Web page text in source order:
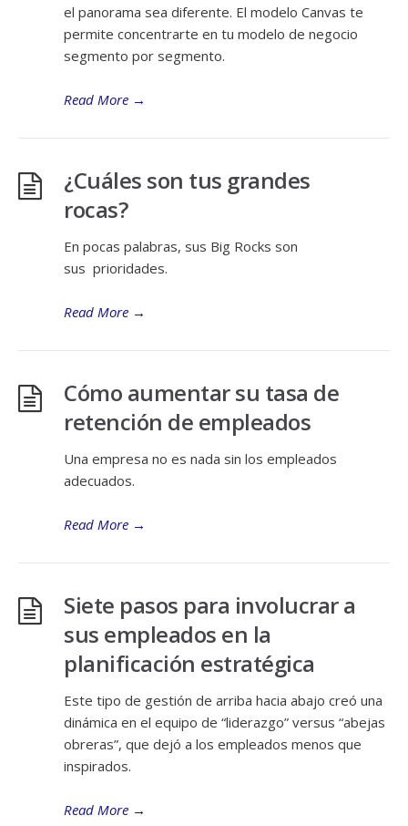
el panorama sea diferente. El modelo Canvas te
permite concentrarte en tu modelo de negocio
segmento por segmento.
Read More →
¿Cuáles son tus grandes
rocas?
En pocas palabras, sus Big Rocks son
sus prioridades.
Read More →
Cómo aumentar su tasa de
retención de empleados
Una empresa no es nada sin los empleados
adecuados.
Read More →
Siete pasos para involucrar a
sus empleados en la
planificación estratégica
Este tipo de gestión de arriba hacia abajo creó una
dinámica en el equipo de “liderazgo” versus “abejas
obreras”, que dejó a los empleados menos que
inspirados.
Read More →